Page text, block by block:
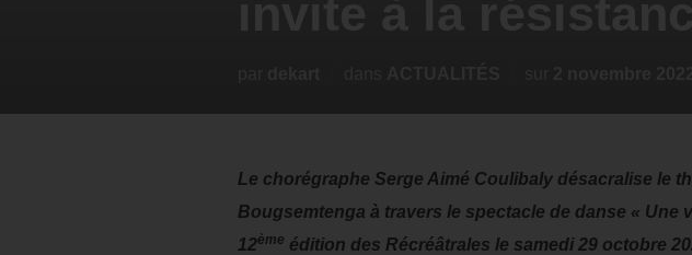
Le chorégraphe Serge Aimé Coulibaly désacralise le
Bougsemtenga à travers le spectacle de danse « Une
12ème édition des Récréâtrales le samedi 29 octobre